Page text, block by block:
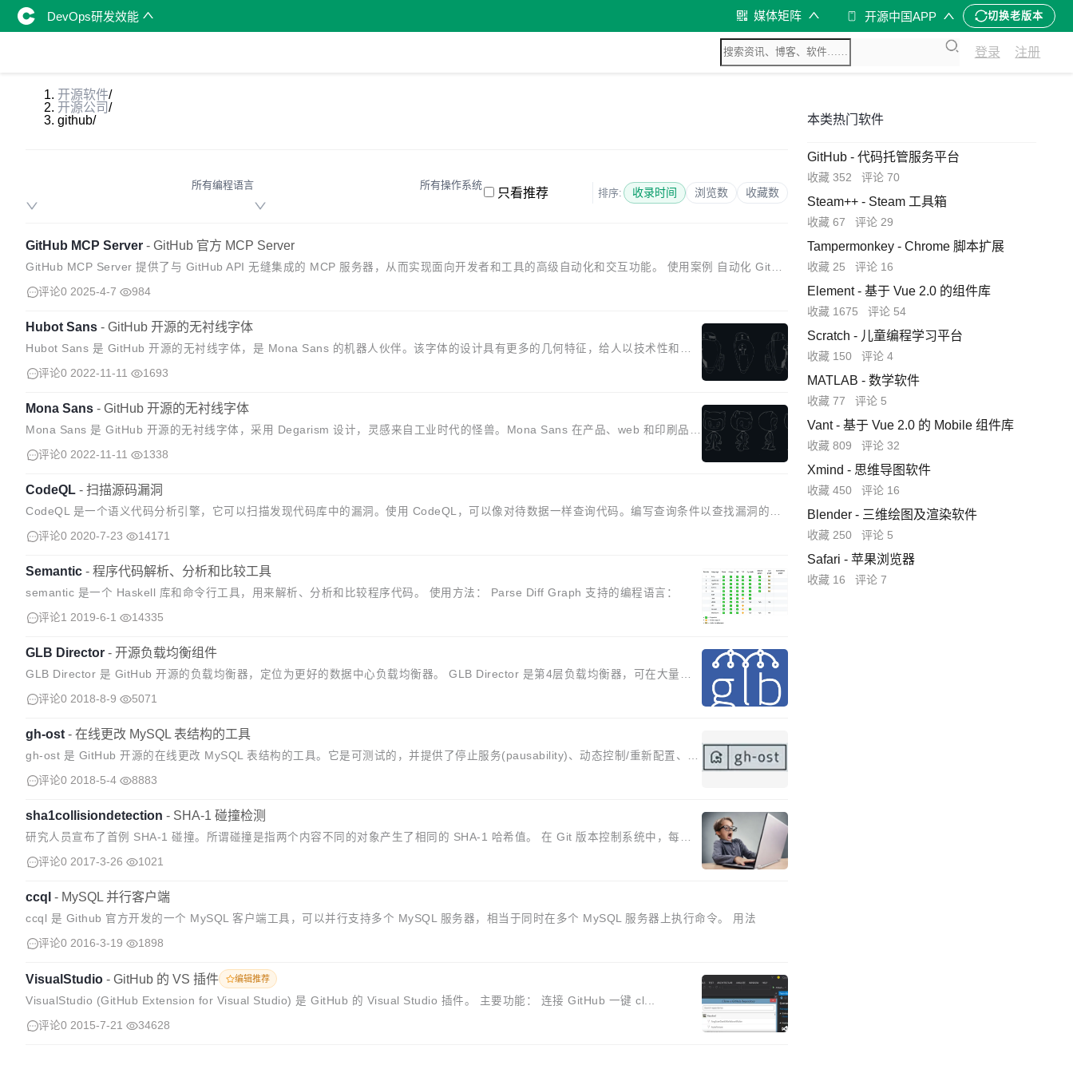
DevOps研发效能 媒体矩阵 开源中国APP 切换老版本
登录 注册
开源软件/
开源公司 /
github/
所有编程语言 所有操作系统
只看推荐 排序: 收录时间 浏览数 收藏数
GitHub MCP Server - GitHub 官方 MCP Server
GitHub MCP Server 提供了与 GitHub API 无缝集成的 MCP 服务器，从而实现面向开发者和工具的高级自动化和交互功能。 使用案例 自动化 GitHu
b 工作流和流程。 从 G...
评论0 2025-4-7 984
Hubot Sans - GitHub 开源的无衬线字体
Hubot Sans 是 GitHub 开源的无衬线字体，是 Mona Sans 的机器人伙伴。该字体的设计具有更多的几何特征，给人以技术性和特
异性的感觉，非常适合于标题引语。 Hubot Sans ...
评论0 2022-11-11 1693
Mona Sans - GitHub 开源的无衬线字体
Mona Sans 是 GitHub 开源的无衬线字体，采用 Degarism 设计，灵感来自工业时代的怪兽。Mona Sans 在产品、web 和印刷品上
都表现出色。 Mona Sans 是一种可变...
评论0 2022-11-11 1338
CodeQL - 扫描源码漏洞
CodeQL 是一个语义代码分析引擎，它可以扫描发现代码库中的漏洞。使用 CodeQL，可以像对待数据一样查询代码。编写查询条件以查找漏洞的所
有变体，并处理，同时可以分享个人查询条件。
评论0 2020-7-23 14171
Semantic - 程序代码解析、分析和比较工具
semantic 是一个 Haskell 库和命令行工具，用来解析、分析和比较程序代码。 使用方法： Parse Diff Graph 支持的编程语言：
评论1 2019-6-1 14335
GLB Director - 开源负载均衡组件
GLB Director 是 GitHub 开源的负载均衡器，定位为更好的数据中心负载均衡器。 GLB Director 是第4层负载均衡器，可在大量物
理机器上扩展单个 IP 地址，同时尝试在修改期间...
评论0 2018-8-9 5071
gh-ost - ​在线更改 MySQL 表结构的工具
gh-ost 是 GitHub 开源的在线更改 MySQL 表结构的工具。它是可测试的，并提供了停止服务(pausability)、动态控制/重新配置、审
计和许多运维操作。 gh-ost 工作流程 具...
评论0 2018-5-4 8883
sha1collisiondetection - SHA-1 碰撞检测
研究人员宣布了首例 SHA-1 碰撞。所谓碰撞是指两个内容不同的对象产生了相同的 SHA-1 哈希值。 在 Git 版本控制系统中，每个
对象都以内容的 SHA-1 哈希值命名，如果试图向 Git 库里...
评论0 2017-3-26 1021
ccql - MySQL 并行客户端
ccql 是 Github 官方开发的一个 MySQL 客户端工具，可以并行支持多个 MySQL 服务器，相当于同时在多个 MySQL 服务器上执行命令。 用法
评论0 2016-3-19 1898
VisualStudio - GitHub 的 VS 插件 编辑推荐
VisualStudio (GitHub Extension for Visual Studio) 是 GitHub 的 Visual Studio 插件。 主要功能： 连接 GitHub 一键 cl...
评论0 2015-7-21 34628
本类热门软件
GitHub - 代码托管服务平台
收藏 352 评论 70
Steam++ - Steam 工具箱
收藏 67 评论 29
Tampermonkey - Chrome 脚本扩展
收藏 25 评论 16
Element - 基于 Vue 2.0 的组件库
收藏 1675 评论 54
Scratch - 儿童编程学习平台
收藏 150 评论 4
MATLAB - 数学软件
收藏 77 评论 5
Vant - 基于 Vue 2.0 的 Mobile 组件库
收藏 809 评论 32
Xmind - 思维导图软件
收藏 450 评论 16
Blender - 三维绘图及渲染软件
收藏 250 评论 5
Safari - 苹果浏览器
收藏 16 评论 7